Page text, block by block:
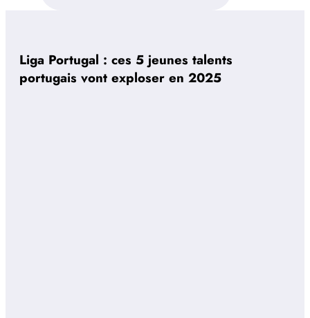
Liga Portugal : ces 5 jeunes talents
portugais vont exploser en 2025